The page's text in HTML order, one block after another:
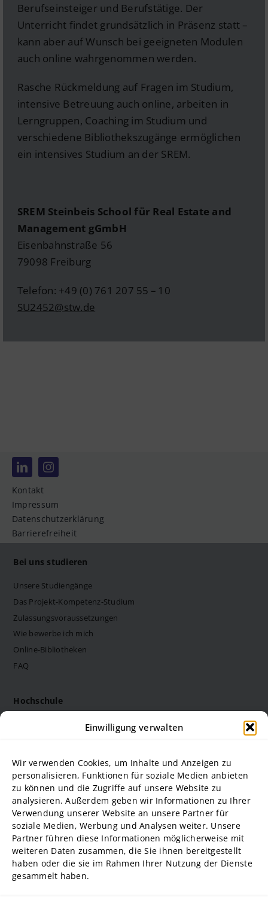
Einwilligung verwalten
Wir verwenden Cookies, um Inhalte und Anzeigen zu
personalisieren, Funktionen für soziale Medien anbieten
zu können und die Zugriffe auf unsere Website zu
analysieren. Außerdem geben wir Informationen zu Ihrer
Verwendung unserer Website an unsere Partner für
soziale Medien, Werbung und Analysen weiter. Unsere
Partner führen diese Informationen möglicherweise mit
weiteren Daten zusammen, die Sie ihnen bereitgestellt
haben oder die sie im Rahmen Ihrer Nutzung der Dienste
gesammelt haben.
Berufseinsteiger und Berufstätige. Der
Unterricht findet grundsätzlich in Präsenz statt –
kann aber auf Wunsch bei geeigneten Modulen
auch online wahrgenommen werden.
Rasche Rückmeldung auf Fragen im Studium,
intensive Betreuung auch online, arbeiten in
Lerngruppen, Coaching im Studium und
verschiedene Bibliothekszugänge ermöglichen
ein intensives Studium an der SREM.
SREM Steinbeis School für Real Estate and
Management gGmbH
Eisenbahnstraße 56
79098 Freiburg
Telefon: +49 (0) 761 207 55 – 10
SU2452@stw.de
Kontakt
Impressum
Datenschutzerklärung
Barrierefreiheit
Bei uns studieren
Unsere Studiengänge
Das Projekt-Kompetenz-Studium
Zulassungsvoraussetzungen
Wie bewerbe ich mich
Online-Bibliotheken
FAQ
Hochschule
Die Steinbeis Hochschule
Struktur und Organe
Stellenausschreibungen
Diversity Management
Hochschulpartner
ADG Business School an der Steinbeis-Hochschule GmbH
SBA | Management School der Steinbeis Hochschule